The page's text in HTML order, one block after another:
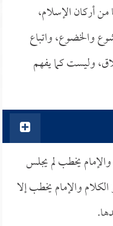
من أركان الإسلام،
والخضوع، واتباع
وليست كما يفهم
يخطب لم يجلس
والإمام يخطب إلا